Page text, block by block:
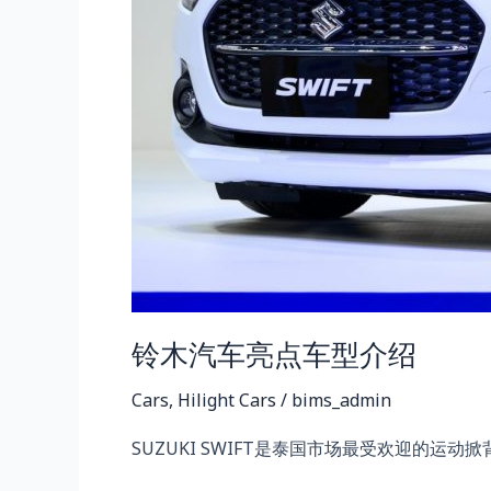
铃木汽车亮点车型介绍
Cars, Hilight Cars / bims_admin
SUZUKI SWIFT是泰国市场最受欢迎的运动掀